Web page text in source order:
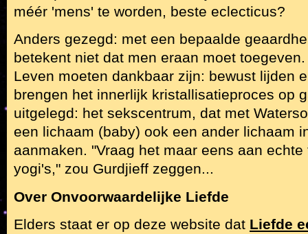
méér 'mens' te worden, beste eclecticus?
Anders gezegd: met een bepaalde
betekent niet dat men eraan moet
Leven moeten dankbaar zijn: bewust lijden
brengen het innerlijk kristallisatieproces op
uitgelegd: het sekscentrum, dat met
een lichaam (baby) ook een ander lichaam
aanmaken. "Vraag het maar eens aan
yogi's," zou Gurdjieff zeggen...
Over Onvoorwaardelijke Liefde
Elders staat er op deze website dat Liefde